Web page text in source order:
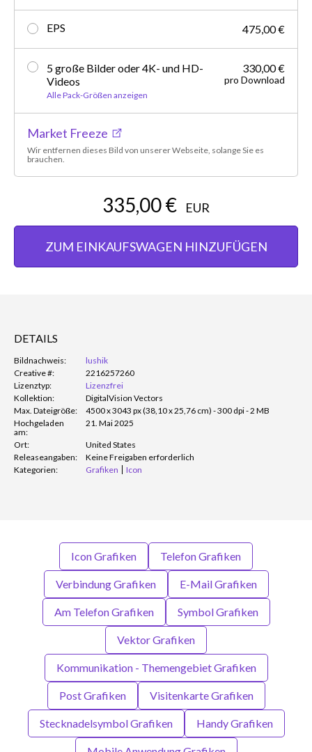
EPS 475,00 €
5 große Bilder oder 4K- und HD-
Videos
Alle Pack-Größen anzeigen
330,00 €
pro Download
Market Freeze
Wir entfernen dieses Bild von unserer Webseite, solange Sie es
brauchen.
335,00 € EUR
ZUM EINKAUFSWAGEN HINZUFÜGEN
DETAILS
Bildnachweis:
lushik
Creative #:
2216257260
Lizenztyp:
Lizenzfrei
Kollektion:
DigitalVision Vectors
Max. Dateigröße:
4500 x 3043 px (38,10 x 25,76 cm) - 300 dpi - 2 MB
Hochgeladen
am:
21. Mai 2025
Ort:
United States
Releaseangaben:
Keine Freigaben erforderlich
Kategorien:
Grafiken Icon
Icon Grafiken Telefon Grafiken
Verbindung Grafiken E-Mail Grafiken
Am Telefon Grafiken Symbol Grafiken
Vektor Grafiken
Kommunikation - Themengebiet Grafiken
Post Grafiken Visitenkarte Grafiken
Stecknadelsymbol Grafiken Handy Grafiken